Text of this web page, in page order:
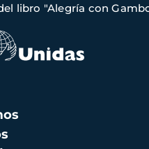
libro "Alegría con